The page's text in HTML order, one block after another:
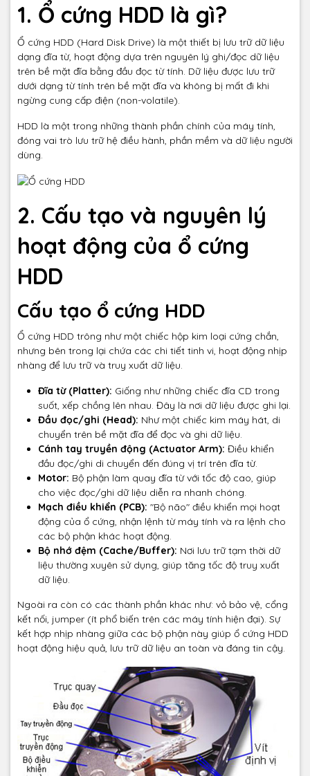
1. Ổ cứng HDD là gì?
Ổ cứng HDD (Hard Disk Drive) là một thiết bị lưu trữ dữ liệu
dạng đĩa từ, hoạt động dựa trên nguyên lý ghi/đọc dữ liệu
trên bề mặt đĩa bằng đầu đọc từ tính. Dữ liệu được lưu trữ
dưới dạng từ tính trên bề mặt đĩa và không bị mất đi khi
ngừng cung cấp điện (non-volatile).
HDD là một trong những thành phần chính của máy tính,
đóng vai trò lưu trữ hệ điều hành, phần mềm và dữ liệu người
dùng.
2. Cấu tạo và nguyên lý
hoạt động của ổ cứng
HDD
Cấu tạo ổ cứng HDD
Ổ cứng HDD trông như một chiếc hộp kim loại cứng chắn,
nhưng bên trong lại chứa các chi tiết tinh vi, hoạt động nhịp
nhàng để lưu trữ và truy xuất dữ liệu.
Đĩa từ (Platter): Giống như những chiếc đĩa CD trong
suốt, xếp chồng lên nhau. Đây là nơi dữ liệu được ghi lại.
Đầu đọc/ghi (Head): Như một chiếc kim máy hát, di
chuyển trên bề mặt đĩa để đọc và ghi dữ liệu.
Cánh tay truyền động (Actuator Arm): Điều khiển
đầu đọc/ghi di chuyển đến đúng vị trí trên đĩa từ.
Motor: Bộ phận làm quay đĩa từ với tốc độ cao, giúp
cho việc đọc/ghi dữ liệu diễn ra nhanh chóng.
Mạch điều khiển (PCB): "Bộ não" điều khiển mọi hoạt
động của ổ cứng, nhận lệnh từ máy tính và ra lệnh cho
các bộ phận khác hoạt động.
Bộ nhớ đệm (Cache/Buffer): Nơi lưu trữ tạm thời dữ
liệu thường xuyên sử dụng, giúp tăng tốc độ truy xuất
dữ liệu.
Ngoài ra còn có các thành phần khác như: vỏ bảo vệ, cổng
kết nối, jumper (ít phổ biến trên các máy tính hiện đại). Sự
kết hợp nhịp nhàng giữa các bộ phận này giúp ổ cứng HDD
hoạt động hiệu quả, lưu trữ dữ liệu an toàn và đáng tin cậy.